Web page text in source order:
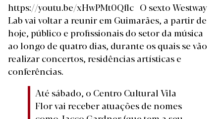
https://youtu.be/xHwPMt0Qflc O sexto Westway
Lab vai voltar a reunir em Guimarães, a partir de
hoje, público e profissionais do setor da música
ao longo de quatro dias, durante os quais se vão
realizar concertos, residências artísticas e
conferências.
Até sábado, o Centro Cultural Vila
Flor vai receber atuações de nomes